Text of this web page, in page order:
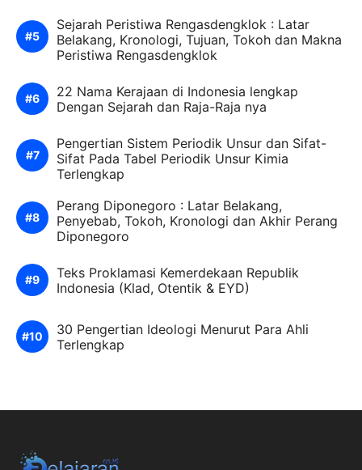
Sejarah Peristiwa Rengasdengklok : Latar
Belakang, Kronologi, Tujuan, Tokoh dan Makna
Peristiwa Rengasdengklok
22 Nama Kerajaan di Indonesia lengkap
Dengan Sejarah dan Raja-Raja nya
Pengertian Sistem Periodik Unsur dan Sifat-
Sifat Pada Tabel Periodik Unsur Kimia
Terlengkap
Perang Diponegoro : Latar Belakang,
Penyebab, Tokoh, Kronologi dan Akhir Perang
Diponegoro
Teks Proklamasi Kemerdekaan Republik
Indonesia (Klad, Otentik & EYD)
30 Pengertian Ideologi Menurut Para Ahli
Terlengkap